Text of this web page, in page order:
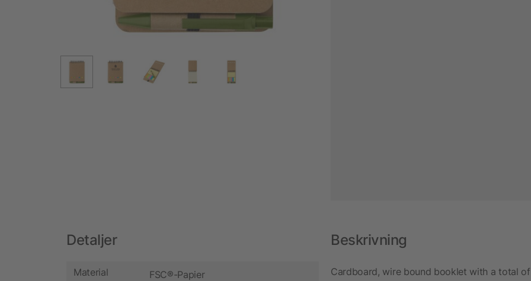
Detaljer
Material FSC®-Papier
Beskrivning
Cardboard, wire bound booklet with a total